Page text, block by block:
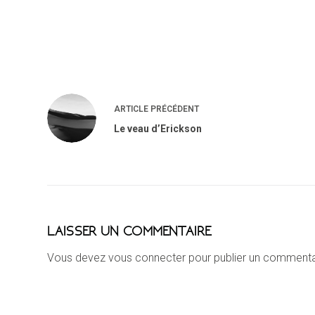
ARTICLE PRÉCÉDENT
Le veau d’Erickson
LAISSER UN COMMENTAIRE
Vous devezvous connecter pour publier un